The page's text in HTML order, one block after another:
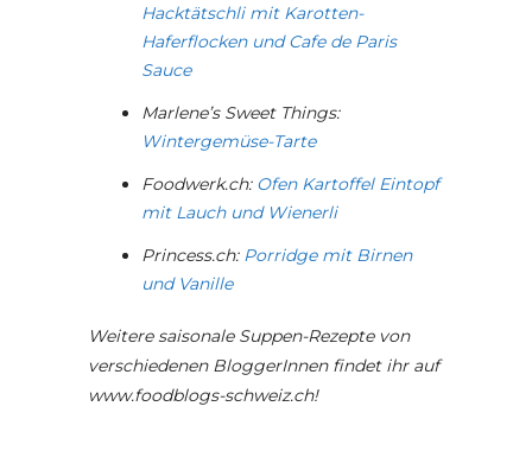
Hacktätschli mit Karotten-
Haferflocken und Cafe de Paris
Sauce
Marlene’s Sweet Things:
Wintergemüse-Tarte
Foodwerk.ch: Ofen Kartoffel Eintopf
mit Lauch und Wienerli
Princess.ch: Porridge mit Birnen
und Vanille
Weitere saisonale Suppen-Rezepte von
verschiedenen BloggerInnen findet ihr auf
www.foodblogs-schweiz.ch!